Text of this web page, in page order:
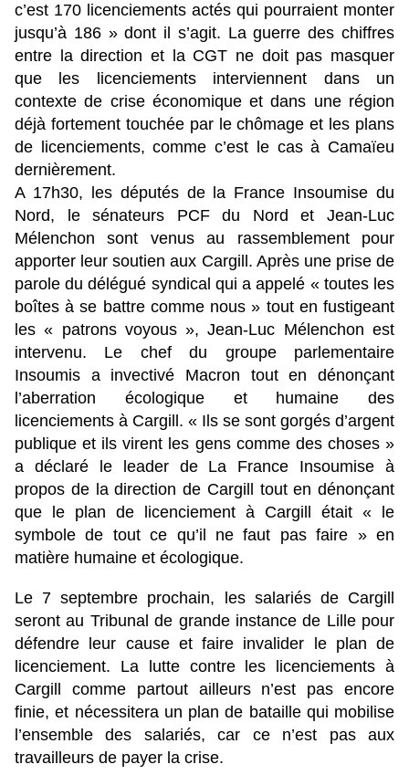
c’est 170 licenciements actés qui pourraient monter
jusqu’à 186 » dont il s’agit. La guerre des chiffres
entre la direction et la CGT ne doit pas masquer
que les licenciements interviennent dans un
contexte de crise économique et dans une région
déjà fortement touchée par le chômage et les plans
de licenciements, comme c’est le cas à Camaïeu
dernièrement.
A 17h30, les députés de la France Insoumise du
Nord, le sénateurs PCF du Nord et Jean-Luc
Mélenchon sont venus au rassemblement pour
apporter leur soutien aux Cargill. Après une prise de
parole du délégué syndical qui a appelé « toutes les
boîtes à se battre comme nous » tout en fustigeant
les « patrons voyous », Jean-Luc Mélenchon est
intervenu. Le chef du groupe parlementaire
Insoumis a invectivé Macron tout en dénonçant
l’aberration écologique et humaine des
licenciements à Cargill. « Ils se sont gorgés d’argent
publique et ils virent les gens comme des choses »
a déclaré le leader de La France Insoumise à
propos de la direction de Cargill tout en dénonçant
que le plan de licenciement à Cargill était « le
symbole de tout ce qu’il ne faut pas faire » en
matière humaine et écologique.
Le 7 septembre prochain, les salariés de Cargill
seront au Tribunal de grande instance de Lille pour
défendre leur cause et faire invalider le plan de
licenciement. La lutte contre les licenciements à
Cargill comme partout ailleurs n’est pas encore
finie, et nécessitera un plan de bataille qui mobilise
l’ensemble des salariés, car ce n’est pas aux
travailleurs de payer la crise.